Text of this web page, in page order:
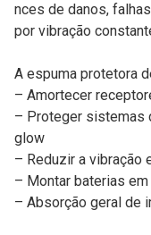
nces de danos,
por vibração
A espuma protetora
– Amortecer
– Proteger sistemas
glow
– Reduzir a vibração
– Montar baterias
– Absorção geral de